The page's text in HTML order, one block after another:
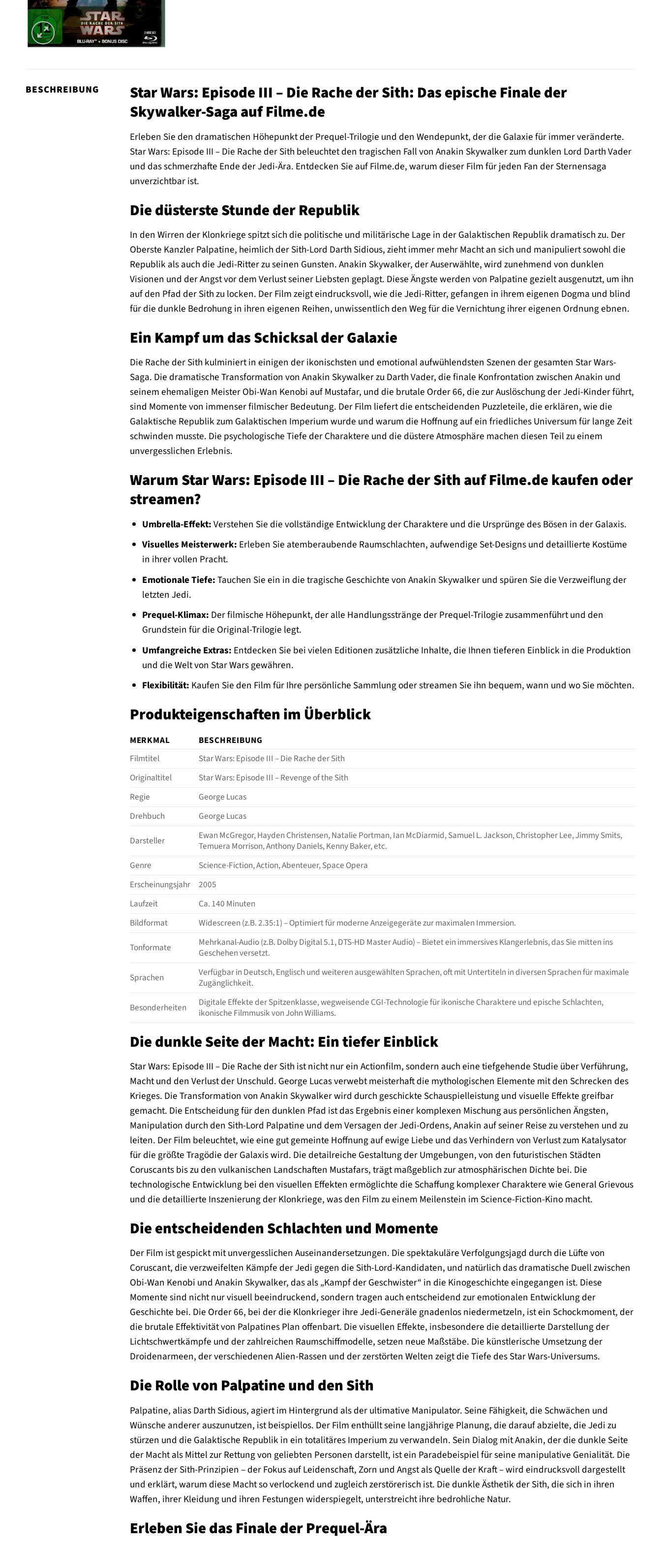
BESCHREIBUNG
Star Wars: Episode III – Die Rache der Sith: Das epische Finale der
Skywalker-Saga auf Filme.de
Erleben Sie den dramatischen Höhepunkt der Prequel-Trilogie und den Wendepunkt, der die Galaxie für immer veränderte.
Star Wars: Episode III – Die Rache der Sith beleuchtet den tragischen Fall von Anakin Skywalker zum dunklen Lord Darth Vader
und das schmerzhafte Ende der Jedi-Ära. Entdecken Sie auf Filme.de, warum dieser Film für jeden Fan der Sternensaga
unverzichtbar ist.
Die düsterste Stunde der Republik
In den Wirren der Klonkriege spitzt sich die politische und militärische Lage in der Galaktischen Republik dramatisch zu. Der
Oberste Kanzler Palpatine, heimlich der Sith-Lord Darth Sidious, zieht immer mehr Macht an sich und manipuliert sowohl die
Republik als auch die Jedi-Ritter zu seinen Gunsten. Anakin Skywalker, der Auserwählte, wird zunehmend von dunklen
Visionen und der Angst vor dem Verlust seiner Liebsten geplagt. Diese Ängste werden von Palpatine gezielt ausgenutzt, um ihn
auf den Pfad der Sith zu locken. Der Film zeigt eindrucksvoll, wie die Jedi-Ritter, gefangen in ihrem eigenen Dogma und blind
für die dunkle Bedrohung in ihren eigenen Reihen, unwissentlich den Weg für die Vernichtung ihrer eigenen Ordnung ebnen.
Ein Kampf um das Schicksal der Galaxie
Die Rache der Sith kulminiert in einigen der ikonischsten und emotional aufwühlendsten Szenen der gesamten Star Wars-
Saga. Die dramatische Transformation von Anakin Skywalker zu Darth Vader, die finale Konfrontation zwischen Anakin und
seinem ehemaligen Meister Obi-Wan Kenobi auf Mustafar, und die brutale Order 66, die zur Auslöschung der Jedi-Kinder führt,
sind Momente von immenser filmischer Bedeutung. Der Film liefert die entscheidenden Puzzleteile, die erklären, wie die
Galaktische Republik zum Galaktischen Imperium wurde und warum die Hoffnung auf ein friedliches Universum für lange Zeit
schwinden musste. Die psychologische Tiefe der Charaktere und die düstere Atmosphäre machen diesen Teil zu einem
unvergesslichen Erlebnis.
Warum Star Wars: Episode III – Die Rache der Sith auf Filme.de kaufen oder
streamen?
Umbrella-Effekt:Verstehen Sie die vollständige Entwicklung der Charaktere und die Ursprünge des Bösen in der Galaxis.
Visuelles Meisterwerk: Erleben Sie atemberaubende Raumschlachten, aufwendige Set-Designs und detaillierte Kostüme
in ihrer vollen Pracht.
Emotionale Tiefe:Tauchen Sie ein in die tragische Geschichte von Anakin Skywalker und spüren Sie die Verzweiflung der
letzten Jedi.
Prequel-Klimax: Der filmische Höhepunkt, der alle Handlungsstränge der Prequel-Trilogie zusammenführt und den
Grundstein für die Original-Trilogie legt.
Umfangreiche Extras: Entdecken Sie bei vielen Editionen zusätzliche Inhalte, die Ihnen tieferen Einblick in die Produktion
und die Welt von Star Wars gewähren.
Flexibilität: Kaufen Sie den Film für Ihre persönliche Sammlung oder streamen Sie ihn bequem, wann und wo Sie möchten.
Produkteigenschaften im Überblick
MERKMAL
BESCHREIBUNG
Filmtitel
Star Wars: Episode III – Die Rache der Sith
Originaltitel
Star Wars: Episode III – Revenge of the Sith
Regie
George Lucas
Drehbuch
George Lucas
Darsteller
Ewan McGregor, Hayden Christensen, Natalie Portman, Ian McDiarmid, Samuel L. Jackson, Christopher Lee, Jimmy Smits,
Temuera Morrison, Anthony Daniels, Kenny Baker, etc.
Genre
Science-Fiction, Action, Abenteuer, Space Opera
Erscheinungsjahr
2005
Laufzeit
Ca. 140 Minuten
Bildformat
Widescreen (z.B. 2.35:1) – Optimiert für moderne Anzeigegeräte zur maximalen Immersion.
Tonformate
Mehrkanal-Audio (z.B. Dolby Digital 5.1, DTS-HD Master Audio) – Bietet ein immersives Klangerlebnis, das Sie mitten ins
Geschehen versetzt.
Sprachen
Verfügbar in Deutsch, Englisch und weiteren ausgewählten Sprachen, oft mit Untertiteln in diversen Sprachen für maximale
Zugänglichkeit.
Besonderheiten
Digitale Effekte der Spitzenklasse, wegweisende CGI-Technologie für ikonische Charaktere und epische Schlachten,
ikonische Filmmusik von John Williams.
Die dunkle Seite der Macht: Ein tiefer Einblick
Star Wars: Episode III – Die Rache der Sith ist nicht nur ein Actionfilm, sondern auch eine tiefgehende Studie über Verführung,
Macht und den Verlust der Unschuld. George Lucas verwebt meisterhaft die mythologischen Elemente mit den Schrecken des
Krieges. Die Transformation von Anakin Skywalker wird durch geschickte Schauspielleistung und visuelle Effekte greifbar
gemacht. Die Entscheidung für den dunklen Pfad ist das Ergebnis einer komplexen Mischung aus persönlichen Ängsten,
Manipulation durch den Sith-Lord Palpatine und dem Versagen der Jedi-Ordens, Anakin auf seiner Reise zu verstehen und zu
leiten. Der Film beleuchtet, wie eine gut gemeinte Hoffnung auf ewige Liebe und das Verhindern von Verlust zum Katalysator
für die größte Tragödie der Galaxis wird. Die detailreiche Gestaltung der Umgebungen, von den futuristischen Städten
Coruscants bis zu den vulkanischen Landschaften Mustafars, trägt maßgeblich zur atmosphärischen Dichte bei. Die
technologische Entwicklung bei den visuellen Effekten ermöglichte die Schaffung komplexer Charaktere wie General Grievous
und die detaillierte Inszenierung der Klonkriege, was den Film zu einem Meilenstein im Science-Fiction-Kino macht.
Die entscheidenden Schlachten und Momente
Der Film ist gespickt mit unvergesslichen Auseinandersetzungen. Die spektakuläre Verfolgungsjagd durch die Lüfte von
Coruscant, die verzweifelten Kämpfe der Jedi gegen die Sith-Lord-Kandidaten, und natürlich das dramatische Duell zwischen
Obi-Wan Kenobi und Anakin Skywalker, das als „Kampf der Geschwister“ in die Kinogeschichte eingegangen ist. Diese
Momente sind nicht nur visuell beeindruckend, sondern tragen auch entscheidend zur emotionalen Entwicklung der
Geschichte bei. Die Order 66, bei der die Klonkrieger ihre Jedi-Generäle gnadenlos niedermetzeln, ist ein Schockmoment, der
die brutale Effektivität von Palpatines Plan offenbart. Die visuellen Effekte, insbesondere die detaillierte Darstellung der
Lichtschwertkämpfe und der zahlreichen Raumschiffmodelle, setzen neue Maßstäbe. Die künstlerische Umsetzung der
Droidenarmeen, der verschiedenen Alien-Rassen und der zerstörten Welten zeigt die Tiefe des Star Wars-Universums.
Die Rolle von Palpatine und den Sith
Palpatine, alias Darth Sidious, agiert im Hintergrund als der ultimative Manipulator. Seine Fähigkeit, die Schwächen und
Wünsche anderer auszunutzen, ist beispiellos. Der Film enthüllt seine langjährige Planung, die darauf abzielte, die Jedi zu
stürzen und die Galaktische Republik in ein totalitäres Imperium zu verwandeln. Sein Dialog mit Anakin, der die dunkle Seite
der Macht als Mittel zur Rettung von geliebten Personen darstellt, ist ein Paradebeispiel für seine manipulative Genialität. Die
Präsenz der Sith-Prinzipien – der Fokus auf Leidenschaft, Zorn und Angst als Quelle der Kraft – wird eindrucksvoll dargestellt
und erklärt, warum diese Macht so verlockend und zugleich zerstörerisch ist. Die dunkle Ästhetik der Sith, die sich in ihren
Waffen, ihrer Kleidung und ihren Festungen widerspiegelt, unterstreicht ihre bedrohliche Natur.
Erleben Sie das Finale der Prequel-Ära